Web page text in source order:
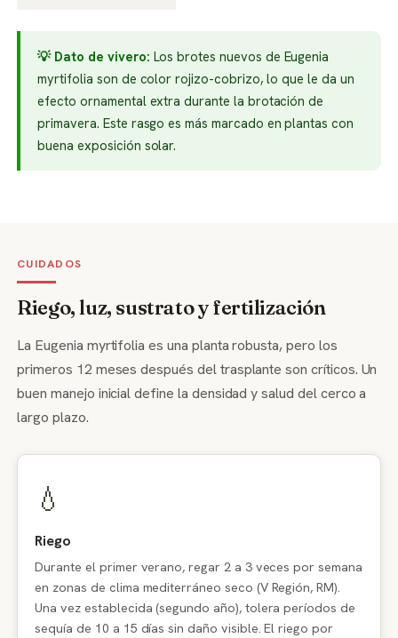
💡 Dato de vivero: Los brotes nuevos de Eugenia
myrtifolia son de color rojizo-cobrizo, lo que le da un
efecto ornamental extra durante la brotación de
primavera. Este rasgo es más marcado en plantas con
buena exposición solar.
CUIDADOS
Riego, luz, sustrato y fertilización
La Eugenia myrtifolia es una planta robusta, pero los
primeros 12 meses después del trasplante son críticos. Un
buen manejo inicial define la densidad y salud del cerco a
largo plazo.
💧
Riego
Durante el primer verano, regar 2 a 3 veces por semana
en zonas de clima mediterráneo seco (V Región, RM).
Una vez establecida (segundo año), tolera períodos de
sequía de 10 a 15 días sin daño visible. El riego por